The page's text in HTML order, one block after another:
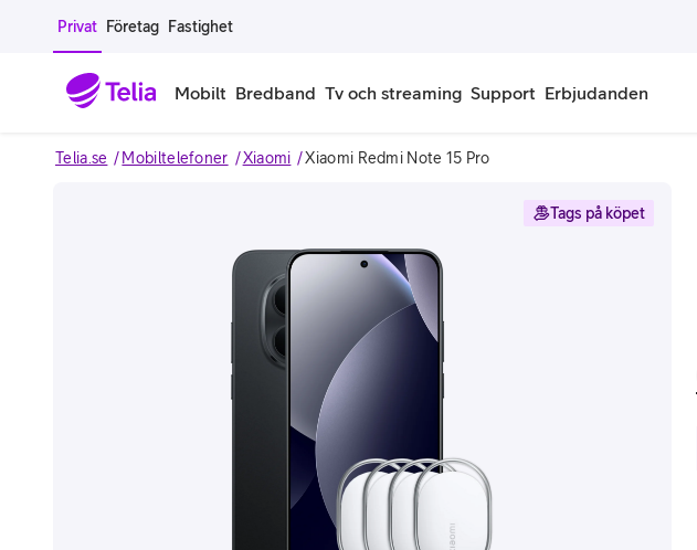
Gå till sidans innehåll
Privat Företag Fastighet
Mobilt
Familjeabonnemang
Extra användare
Bredband Tv och streaming Support Erbjudanden
Telia.se Mobiltelefoner Xiaomi Xiaomi Redmi Note 15 Pro
Tags på köpet